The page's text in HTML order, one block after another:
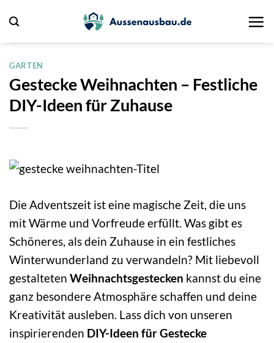
Inhalt
springen
GARTEN
Gestecke Weihnachten – Festliche
DIY-Ideen für Zuhause
Die Adventszeit ist eine magische Zeit, die uns
mit Wärme und Vorfreude erfüllt. Was gibt es
Schöneres, als dein Zuhause in ein festliches
Winterwunderland zu verwandeln? Mit liebevoll
gestalteten Weihnachtsgestecken kannst du eine
ganz besondere Atmosphäre schaffen und deine
Kreativität ausleben. Lass dich von unseren
inspirierenden DIY-Ideen für Gestecke